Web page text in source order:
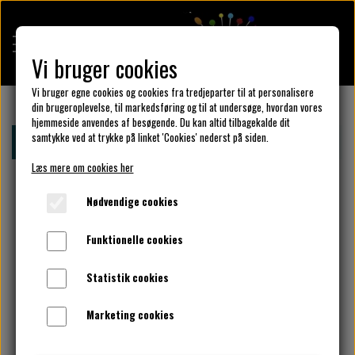
KULÖR DESIGN
DESIGN DIN KJOLE
UNIKA PAKKER
KLAR PARAT
Forside Design din KulörKjole Vælg kantbånd her.
Vi bruger cookies
Vi bruger egne cookies og cookies fra tredjeparter til at personalisere
din brugeroplevelse, til markedsføring og til at undersøge, hvordan vores
hjemmeside anvendes af besøgende. Du kan altid tilbagekalde dit
samtykke ved at trykke på linket 'Cookies' nederst på siden.
Læs mere om cookies her
Nødvendige cookies
Funktionelle cookies
Statistik cookies
Marketing cookies